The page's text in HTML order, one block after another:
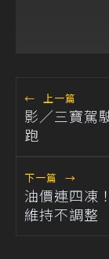
← 上一篇
影／三寶駕
跑
下一篇 →
油價連四凍
維持不調整